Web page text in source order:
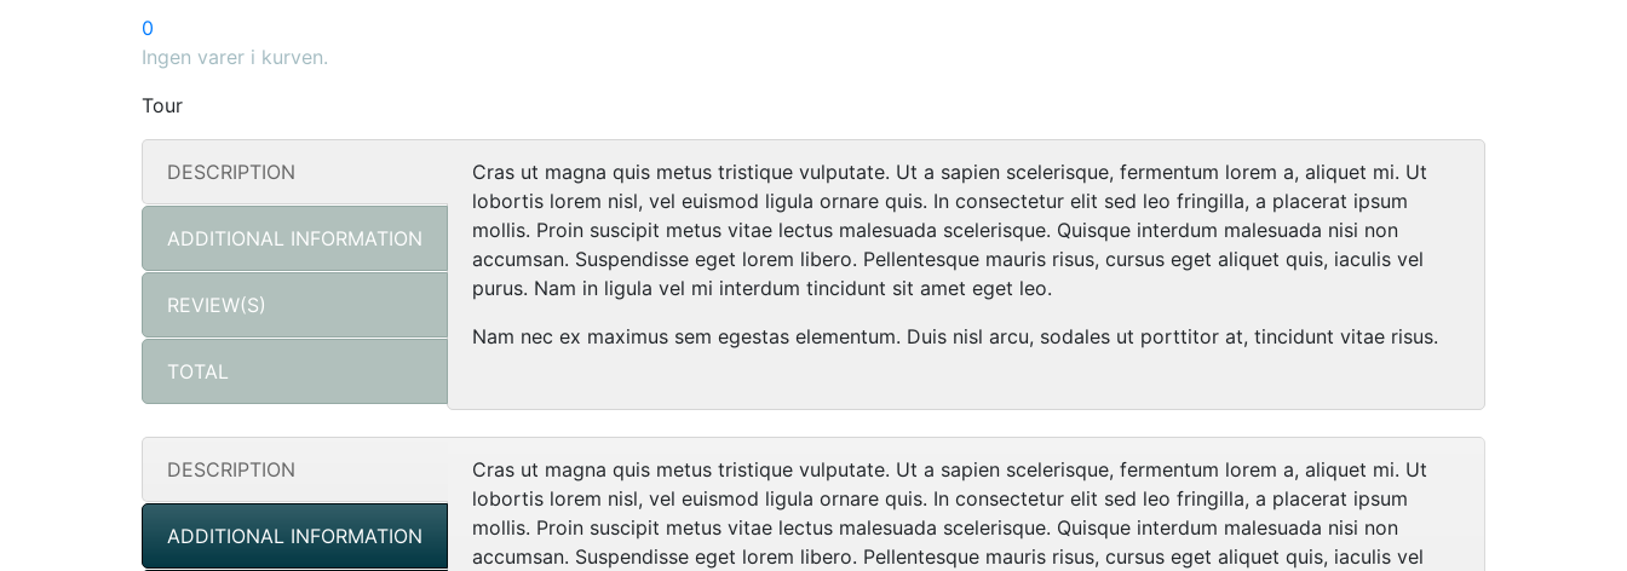
0
Ingen varer i kurven.
Tour
DESCRIPTION
ADDITIONAL INFORMATION
REVIEW(S)
TOTAL
Cras ut magna quis metus tristique vulputate. Ut a sapien scelerisque, fermentum lorem a, aliquet mi. Ut
lobortis lorem nisl, vel euismod ligula ornare quis. In consectetur elit sed leo fringilla, a placerat ipsum
mollis. Proin suscipit metus vitae lectus malesuada scelerisque. Quisque interdum malesuada nisi non
accumsan. Suspendisse eget lorem libero. Pellentesque mauris risus, cursus eget aliquet quis, iaculis vel
purus. Nam in ligula vel mi interdum tincidunt sit amet eget leo.
Nam nec ex maximus sem egestas elementum. Duis nisl arcu, sodales ut porttitor at, tincidunt vitae risus.
DESCRIPTION
ADDITIONAL INFORMATION
Cras ut magna quis metus tristique vulputate. Ut a sapien scelerisque, fermentum lorem a, aliquet mi. Ut
lobortis lorem nisl, vel euismod ligula ornare quis. In consectetur elit sed leo fringilla, a placerat ipsum
mollis. Proin suscipit metus vitae lectus malesuada scelerisque. Quisque interdum malesuada nisi non
accumsan. Suspendisse eget lorem libero. Pellentesque mauris risus, cursus eget aliquet quis, iaculis vel